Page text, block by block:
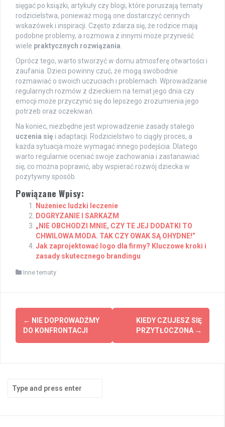
sięgać po książki, artykuły czy blogi, które poruszają tematy
rodzicielstwa, ponieważ mogą one dostarczyć cennych
wskazówek i inspiracji. Często zdarza się, że rodzice mają
podobne problemy, a rozmowa z innymi może przynieść
wiele praktycznych rozwiązania
Oprócz tego, warto stworzyć w domu atmosferę otwartości i
zaufania. Dzieci powinny czuć, że mogą swobodnie
rozmawiać o swoich uczuciach i problemach. Wprowadzanie
regularnych rozmów z dzieckiem na temat jego dnia czy
emocji może przyczynić się do lepszego zrozumienia jego
potrzeb oraz oczekiwań.
Na koniec, niezbędne jest wprowadzenie zasady stałego
uczenia się i adaptacji. Rodzicielstwo to ciągły proces, a
każda sytuacja może wymagać innego podejścia. Dlatego
warto regularnie oceniać swoje zachowania i zastanawiać
się, co można poprawić, aby wspierać rozwój dziecka w
pozytywny sposób.
Powiązane Wpisy:
Nużeniec ludzki leczenie
DOGRYZANIE I SARKAZM
„NIE OBCHODZI MNIE, CZY TE JEJ DODATKI TO
CHWILOWA MODA. TAK CZY OWAK SĄ OHYDNE!”
Jak zaprojektować logo dla firmy? Kluczowe kroki i
zasady skutecznego brandingu
Inne tematy
Post
navigation
← NIE DOPROWADŹMY
DO KONFRONTACJI
KIEDY CZUJESZ SIĘ
PRZYTŁOCZONA →
for: